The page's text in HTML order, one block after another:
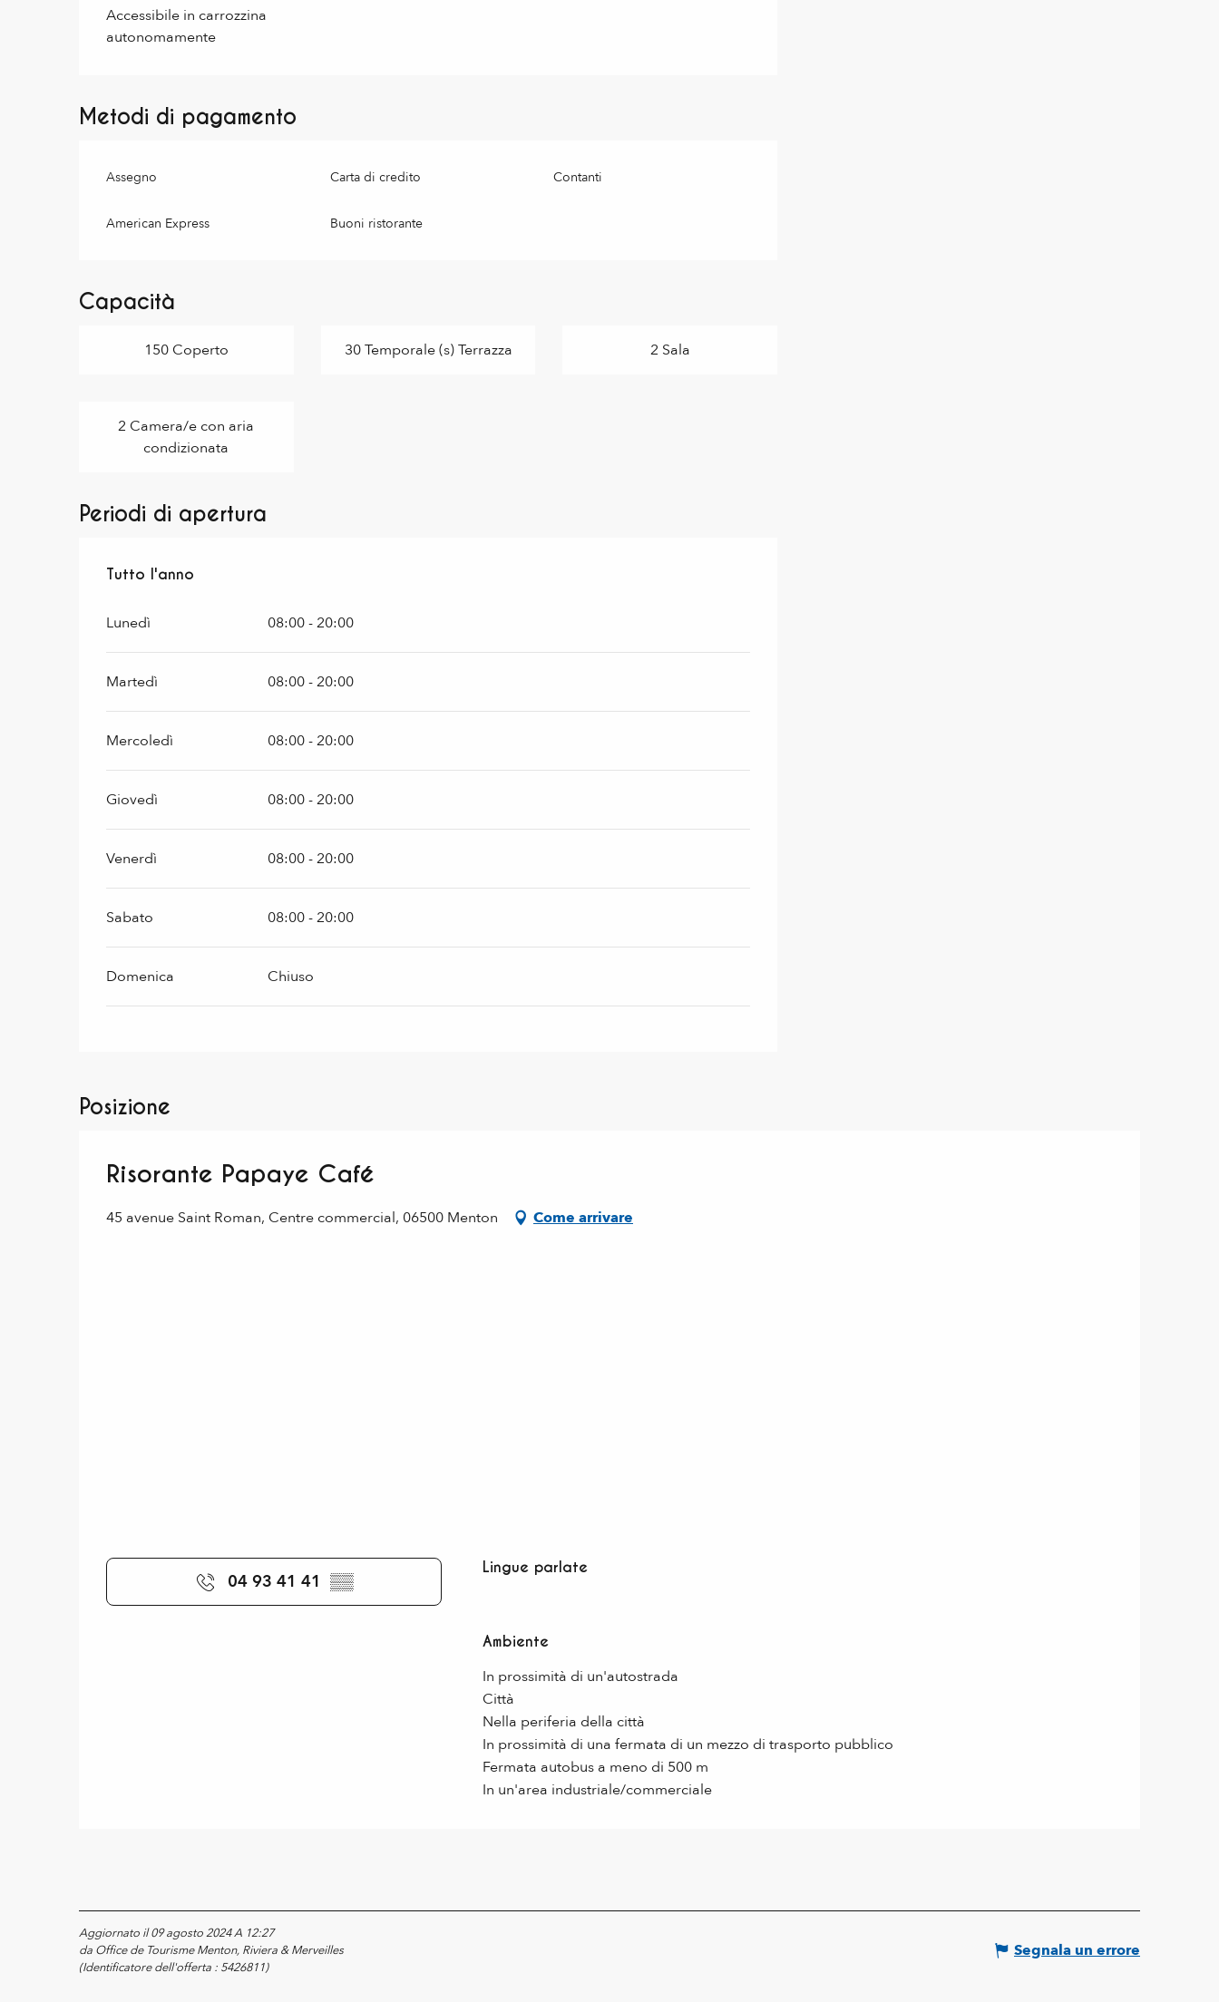
Accessibile in carrozzina
autonomamente
Metodi di pagamento
Assegno Carta di credito Contanti
American Express Buoni ristorante
Capacità
150 Coperto 30 Temporale (s) Terrazza 2 Sala
2 Camera/e con aria
condizionata
Periodi di apertura
Tutto l'anno
Tutto l'anno
Lunedì 08:00 - 20:00
Martedì 08:00 - 20:00
Mercoledì 08:00 - 20:00
Giovedì 08:00 - 20:00
Venerdì 08:00 - 20:00
Sabato 08:00 - 20:00
Domenica Chiuso
Posizione
Risorante Papaye Café
45 avenue Saint Roman, Centre commercial, 06500 Menton Come arrivare
04 93 41 41 ▒▒
Lingue parlate
Lingue parlate
Ambiente
Ambiente
In prossimità di un'autostrada
Città
Nella periferia della città
In prossimità di una fermata di un mezzo di trasporto pubblico
Fermata autobus a meno di 500 m
In un'area industriale/commerciale
Aggiornato il 09 agosto 2024 A 12:27
da Office de Tourisme Menton, Riviera & Merveilles
(Identificatore dell'offerta : 5426811)
Segnala un errore